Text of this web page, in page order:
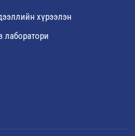
хүрээлэн
лаборатори